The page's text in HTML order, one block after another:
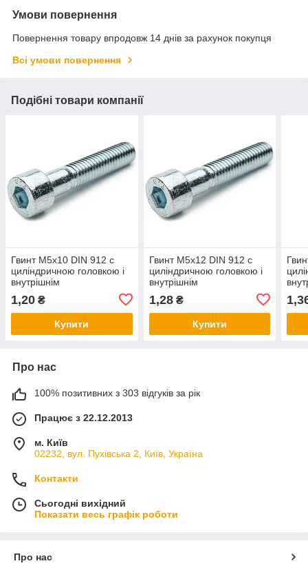
Умови повернення
Повернення товару впродовж 14 днів за рахунок покупця
Всі умови повернення
Подібні товари компанії
Гвинт М5х10 DIN 912 c
циліндричною головкою і
внутрішнім
1,20 ₴
Купити
Гвинт М5х12 DIN 912 c
циліндричною головкою і
внутрішнім
1,28₴
Купити
Про нас
100% позитивних з 303 відгуків за рік
Працює з 22.12.2013
м. Київ
02232, вул. Пухівська 2, Київ, Україна
Контакти
Сьогодні вихідний
Показати весь графік роботи
Про нас